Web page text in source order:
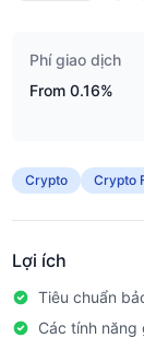
Phí giao dịch
From 0.16%
Crypto Crypto
Lợi ích
Tiêu chuẩn
Các tính năng